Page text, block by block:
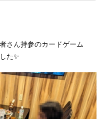
さん持参のカードゲーム
た✨